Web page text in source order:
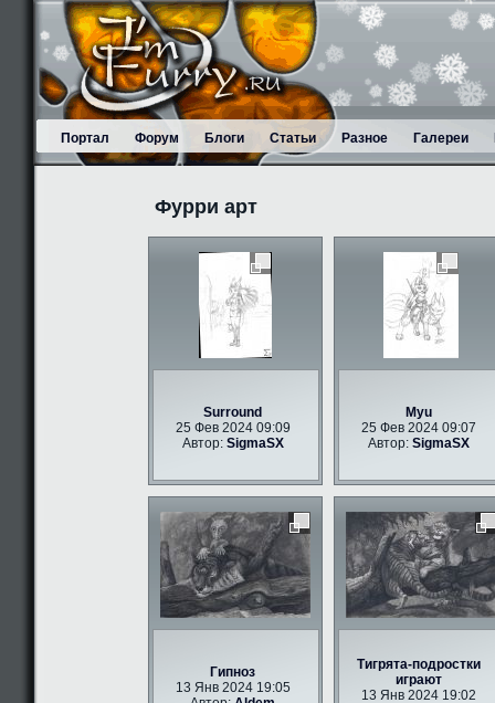
Портал Форум Блоги Статьи Разное Галереи
Фурри арт
Surround
25 Фев 2024 09:09
Автор: SigmaSX
Myu
25 Фев 2024 09:07
Автор: SigmaSX
Гипноз
13 Янв 2024 19:05
Тигрята-подростки
играют
13 Янв 2024 19:02